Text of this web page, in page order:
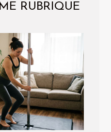
RUBRIQUE